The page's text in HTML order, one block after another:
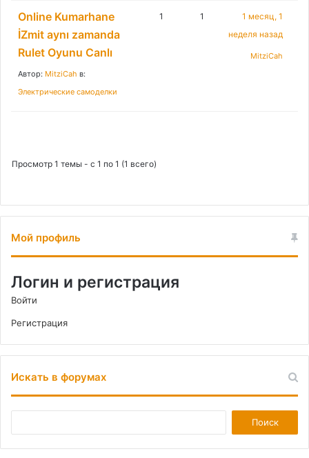
Online Kumarhane
İZmit aynı zamanda
Rulet Oyunu Canlı
Автор: MitziCah в:
Электрические самоделки
1 1
1 месяц, 1
неделя назад
MitziCah
Просмотр 1 темы - с 1 по 1 (1 всего)
Мой профиль
Логин и регистрация
Войти
Регистрация
Искать в форумах